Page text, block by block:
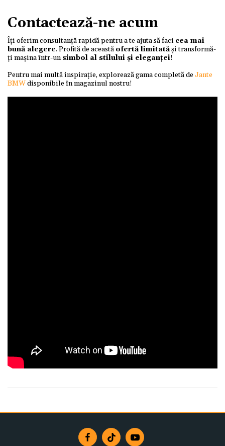
Contactează-ne acum
Îți oferim consultanță rapidă pentru a te ajuta să faci cea mai
bună alegere. Profită de această ofertă limitatăși transformă-
ți mașina într-unsimbol al stilului și eleganței!
Pentru mai multă inspirație, explorează gama completă deJante
BMWdisponibile în magazinul nostru!